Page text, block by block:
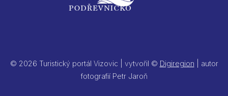
© 2026 Turistický portál Vizovic | vytvořil © Digiregion | autor
fotografií Petr Jaroň